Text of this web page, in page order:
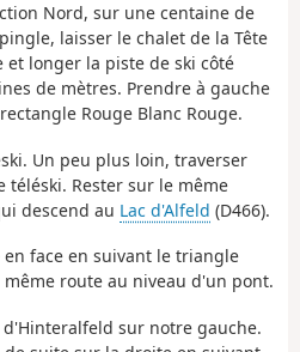
Nord, sur une centaine de
laisser le chalet de la Tête
et longer la piste de ski côté
de mètres. Prendre à gauche
Rouge Blanc Rouge.
Un peu plus loin, traverser
Rester sur le même
descend au Lac d'Alfeld (D466).
face en suivant le triangle
route au niveau d'un pont.
d'Hinteralfeld sur notre gauche.